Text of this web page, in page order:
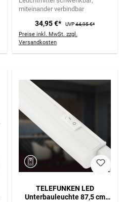
miteinander verbindbar
34,95 €* UVP44,95 €*
Preise inkl. MwSt. zzgl.
Versandkosten
TELEFUNKEN LED
Unterbauleuchte 87,5 cm